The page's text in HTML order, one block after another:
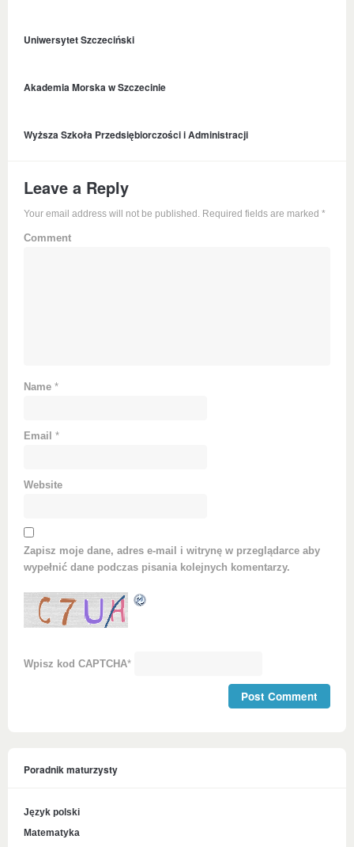
Uniwersytet Szczeciński
Akademia Morska w Szczecinie
Wyższa Szkoła Przedsiębiorczości i Administracji
Leave a Reply
Your email address will not be published. Required fields are marked *
Comment
Name *
Email *
Website
Zapisz moje dane, adres e-mail i witrynę w przeglądarce aby
wypełnić dane podczas pisania kolejnych komentarzy.
Wpisz kod CAPTCHA*
Poradnik maturzysty
Język polski
Matematyka